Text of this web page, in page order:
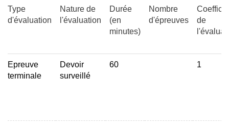
Type
d'évaluation
Nature de
l'évaluation
Durée
(en
minutes)
Nombre
d'épreuves
de
Epreuve
terminale
Devoir
surveillé
60 1